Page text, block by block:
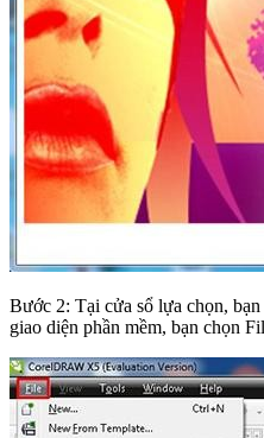
Bước 2: Tại cửa sổ lựa chọn,
giao diện phần mềm, bạn chọn